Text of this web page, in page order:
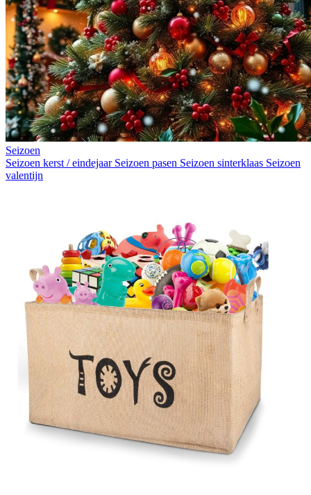
Seizoen
Seizoen kerst / eindejaar Seizoen pasen Seizoen sinterklaas Seizoen
valentijn